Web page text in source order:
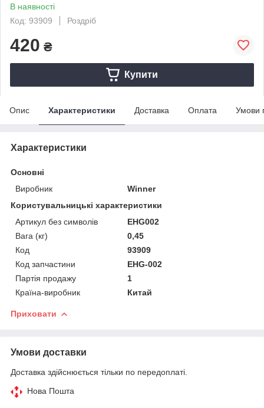
В наявності
Код: 93909
Роздріб
420 ₴
Купити
Опис Характеристики Доставка Оплата Умови
Характеристики
Основні
Виробник
Winner
Користувальницькі характеристики
Артикул без символів
EHG002
Вага (кг)
0,45
Код
93909
Код запчастини
EHG-002
Партія продажу
1
Країна-виробник
Китай
Приховати
Умови доставки
Доставка здійснюється тільки по передоплаті.
Нова Пошта